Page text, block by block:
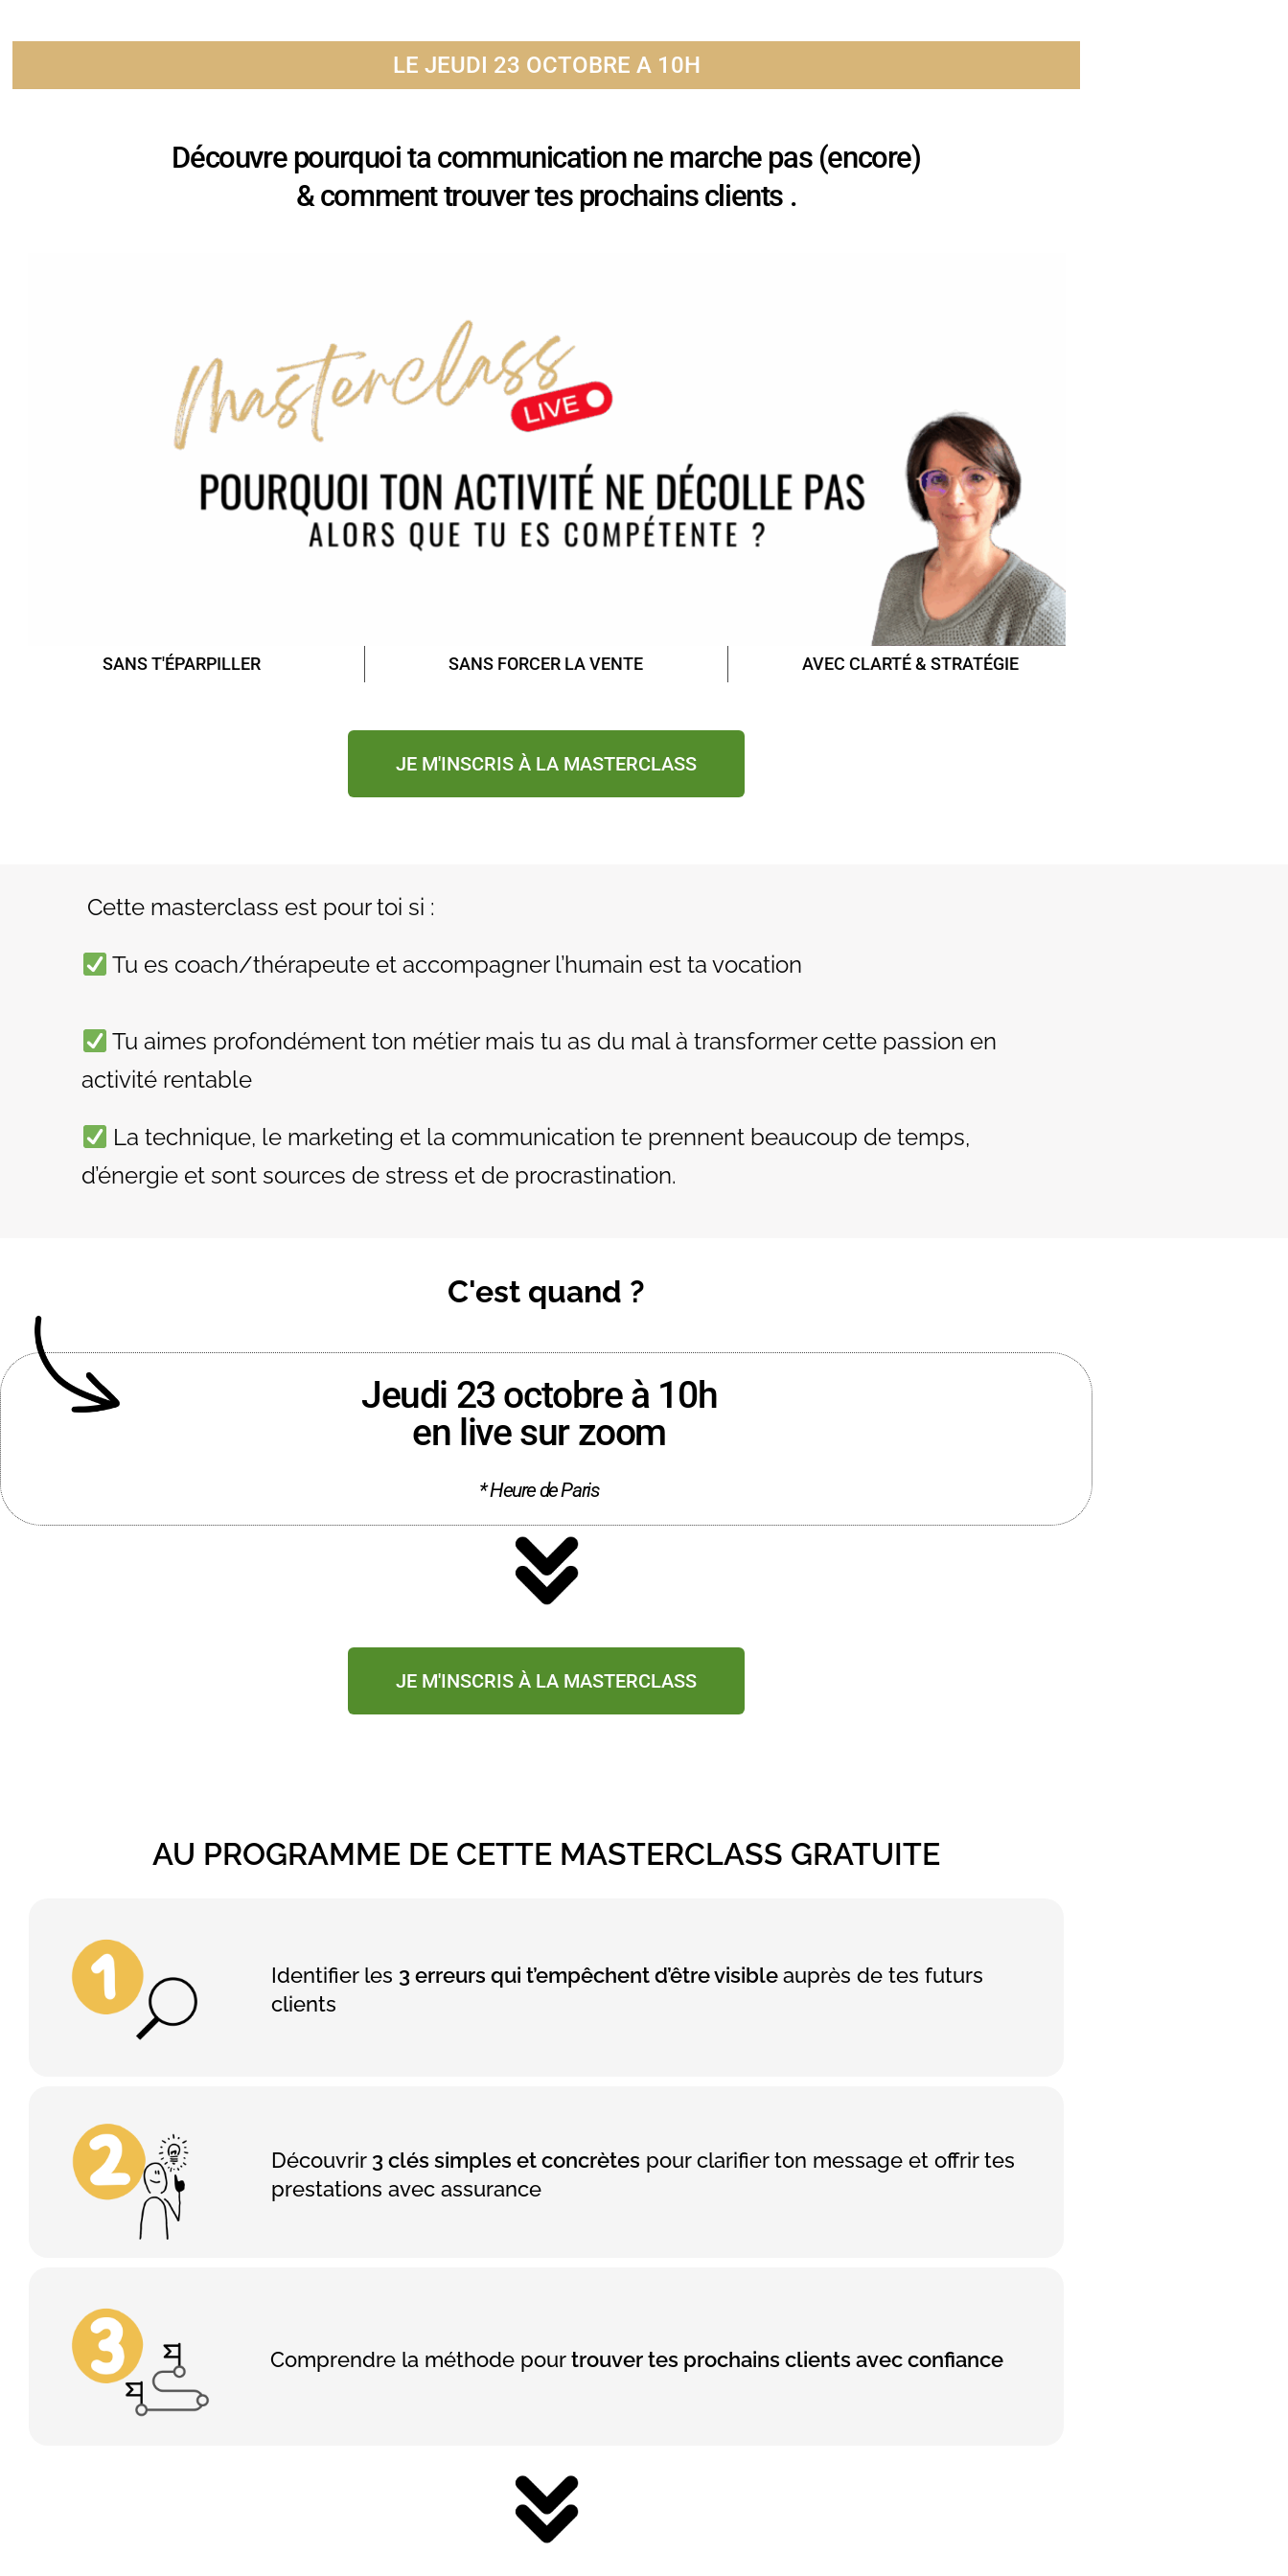
LE JEUDI 23 OCTOBRE A 10H
Découvre pourquoi ta communication ne marche pas (encore)
& comment trouver tes prochains clients .
SANS T'ÉPARPILLER SANS FORCER LA VENTE AVEC CLARTÉ & STRATÉGIE
JE M'INSCRIS À LA MASTERCLASS
Cette masterclass est pour toi si :
Tu es coach/thérapeute et accompagner l’humain est ta vocation
Tu aimes profondément ton métier mais tu as du mal à transformer cette passion en
activité rentable
La technique, le marketing et la communication te prennent beaucoup de temps,
d’énergie et sont sources de stress et de procrastination.
C'est quand ?
Jeudi 23 octobre à 10h
en live sur zoom
* Heure de Paris
JE M'INSCRIS À LA MASTERCLASS
AU PROGRAMME DE CETTE MASTERCLASS GRATUITE
Identifier les 3 erreurs qui t’empêchent d’être visibleauprès de tes futurs
clients
Découvrir 3 clés simples et concrètes pour clarifier ton message et offrir tes
prestations avec assurance
Comprendre la méthode pourtrouver tes prochains clients avec confiance